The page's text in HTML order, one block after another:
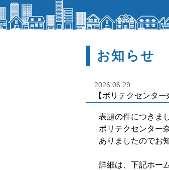
お知らせ
2026.06.29
【ポリテクセンタ
表題の件につきま
ポリテクセンター
ありましたのでお
詳細は、下記ホー